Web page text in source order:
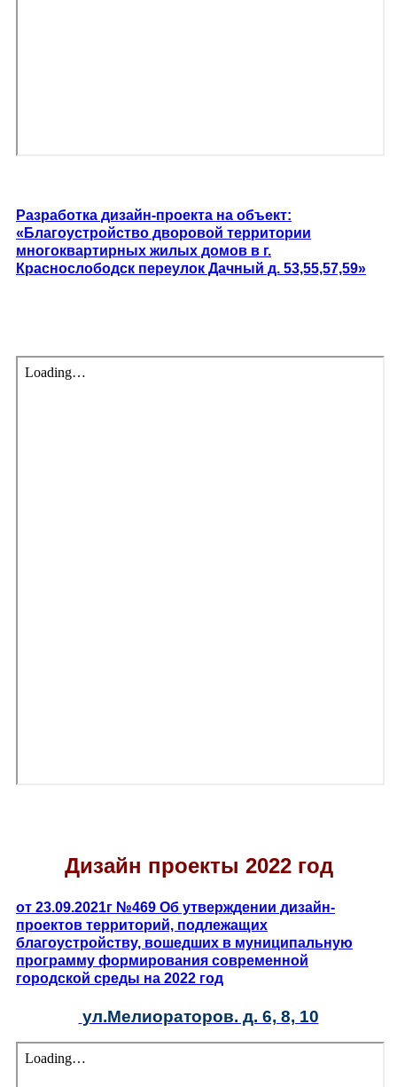
Разработка дизайн-проекта на объект:
«Благоустройство дворовой территории
многоквартирных жилых домов в г.
Краснослободск переулок Дачный д. 53,55,57,59»
Дизайн проекты 2022 год
от 23.09.2021г №469 Об утверждении дизайн-
проектов территорий, подлежащих
благоустройству, вошедших в муниципальную
программу формирования современной
городской среды на 2022 год
ул.Мелиораторов. д. 6, 8, 10